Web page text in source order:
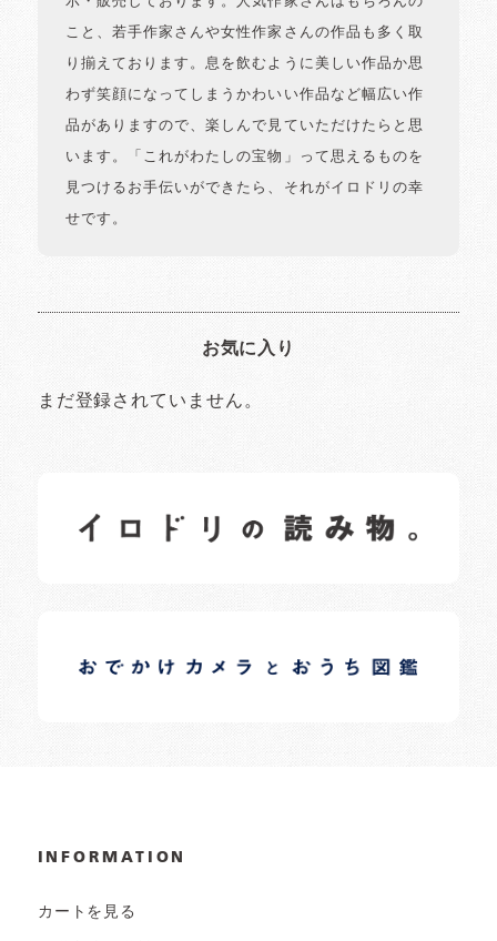
こと、若手作家さんや女性作家さんの作品も多く取
り揃えております。息を飲むように美しい作品か思
わず笑顔になってしまうかわいい作品など幅広い作
品がありますので、楽しんで見ていただけたらと思
います。「これがわたしの宝物」って思えるものを
見つけるお手伝いができたら、それがイロドリの幸
せです。
お気に入り
まだ登録されていません。
日常の様子など随時更新中です。
日常の様子など随時更新中です。
INFORMATION
カートを見る